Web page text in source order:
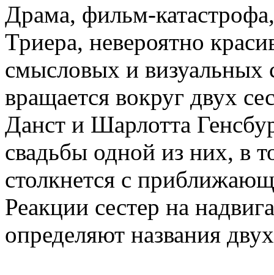
Драма, фильм-
Триера, невероятно
смысловых и визуальных
вращается вокруг двух
Данст и Шарлотта
свадьбы одной из них, в
столкнется с
Реакции сестер на
определяют названия